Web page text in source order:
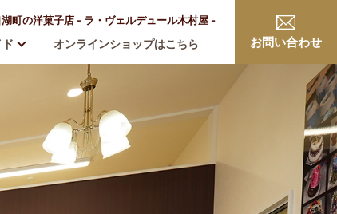
町の洋菓子店 - ラ・ヴェルデュール木村屋 -
お問い合わせ
オンラインショップはこちら